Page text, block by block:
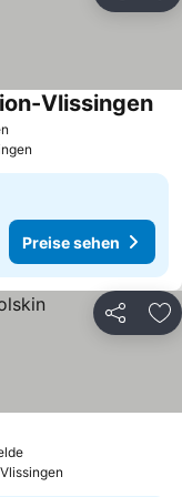
Vlissingen
Preise sehen
Teilen